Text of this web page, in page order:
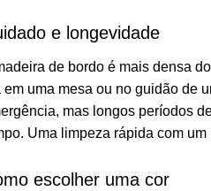
e longevidade
de bordo é mais densa
em uma mesa ou no guidão de
mas longos períodos
Uma limpeza rápida com
escolher uma cor